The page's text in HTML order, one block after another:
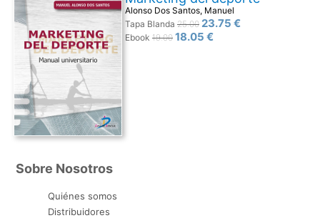
Alonso Dos Santos, Manuel
Tapa Blanda 25.00 23.75 €
Ebook 19.00 18.05 €
Sobre Nosotros
Quiénes somos
Distribuidores